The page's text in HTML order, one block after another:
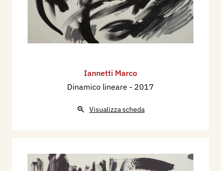
Iannetti Marco
Dinamico lineare - 2017
Visualizza scheda